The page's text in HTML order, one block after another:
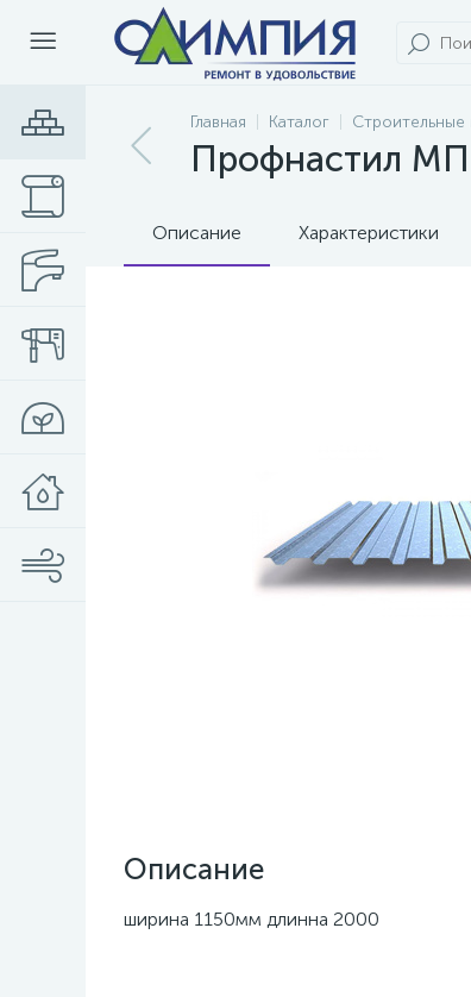
Главная Каталог Строительные
Профнастил
Описание Характеристики
Описание
ширина 1150мм длинна 2000